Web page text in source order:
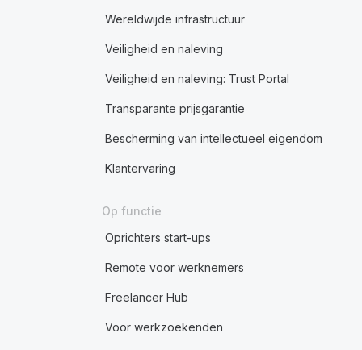
Wereldwijde infrastructuur
Veiligheid en naleving
Veiligheid en naleving: Trust Portal
Transparante prijsgarantie
Bescherming van intellectueel eigendom
Klantervaring
Op functie
Oprichters start-ups
Remote voor werknemers
Freelancer Hub
Voor werkzoekenden